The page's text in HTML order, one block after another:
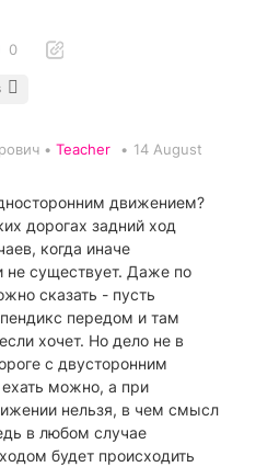
0
• Teacher • 14 August
движением?
дорогах задний ход
когда иначе
не существует. Даже по
сказать - пусть
передом и там
хочет. Но дело не в
с двусторонним
можно, а при
нельзя, в чем смысл
в любом случае
будет происходить